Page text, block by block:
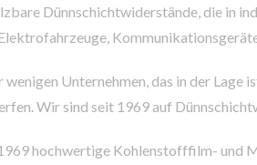
Dünnschichtwiderstände, die in
Unternehmen, das in der
Wir sind seit 1969 auf
hochwertige Kohlenstofffilm- und